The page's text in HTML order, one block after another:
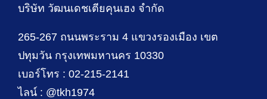
บริษัท วัฒนเดชเตียคุนเฮง จำกัด
265-267 ถนนพระราม 4 แขวงรองเมือง เขต
ปทุมวัน กรุงเทพมหานคร 10330
เบอร์โทร : 02-215-2141
ไลน์ : @tkh1974